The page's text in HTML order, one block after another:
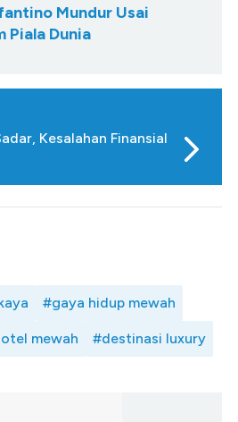
Mundur Usai
Piala Dunia
Kesalahan Finansial
#gaya hidup mewah
mewah #destinasi luxury